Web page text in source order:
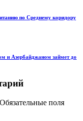
по Среднему коридору
и Азербайджаном займет до
Обязательные поля